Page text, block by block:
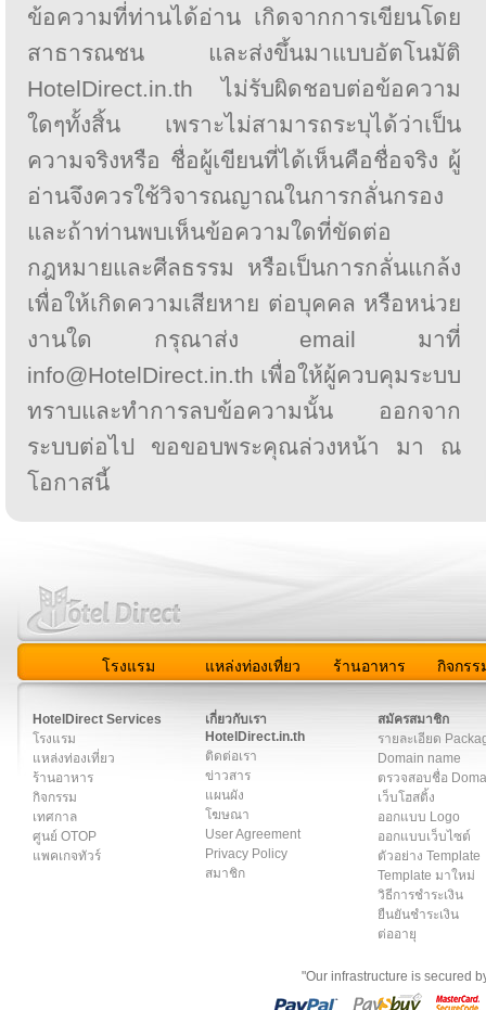
ข้อความที่ท่านได้อ่าน เกิดจากการเขียนโดย
สาธารณชน และส่งขึ้นมาแบบอัตโนมัติ
HotelDirect.in.th ไม่รับผิดชอบต่อข้อความ
ใดๆทั้งสิ้น เพราะไม่สามารถระบุได้ว่าเป็น
ความจริงหรือ ชื่อผู้เขียนที่ได้เห็นคือชื่อจริง ผู้
อ่านจึงควรใช้วิจารณญาณในการกลั่นกรอง
และถ้าท่านพบเห็นข้อความใดที่ขัดต่อ
กฎหมายและศีลธรรม หรือเป็นการกลั่นแกล้ง
เพื่อให้เกิดความเสียหาย ต่อบุคคล หรือหน่วย
งานใด กรุณาส่ง email มาที่
info@HotelDirect.in.th เพื่อให้ผู้ควบคุมระบบ
ทราบและทำการลบข้อความนั้น ออกจาก
ระบบต่อไป ขอขอบพระคุณล่วงหน้า มา ณ
โอกาสนี้
โรงแรม แหล่งท่องเที่ยว ร้านอาหาร กิจกรร
HotelDirect Services
โรงแรม
แหล่งท่องเที่ยว
ร้านอาหาร
กิจกรรม
เทศกาล
ศูนย์ OTOP
แพคเกจทัวร์
เกี่ยวกับเรา
HotelDirect.in.th
ติดต่อเรา
ข่าวสาร
แผนผัง
โฆษณา
User Agreement
Privacy Policy
สมาชิก
สมัครสมาชิก
รายละเอียด
Domain name
ตรวจสอบชื่อ
เว็บโฮสติ้ง
ออกแบบ Logo
ออกแบบเว็บไซต์
ตัวอย่าง Template
Template มาใหม่
วิธีการชำระเงิน
ยืนยันชำระเงิน
ต่ออายุ
"Our infrastructure is secured